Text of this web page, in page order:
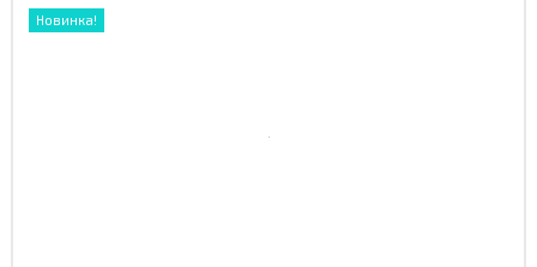
Новинка!